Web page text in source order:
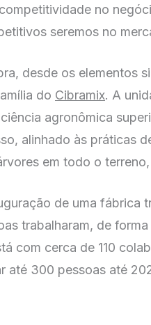
no
seremos no
desde os elementos
do Cibramix. A
agronômica
alinhado às práticas
em todo o
de uma
trabalharam, de
com cerca de 110
até 300 pessoas até